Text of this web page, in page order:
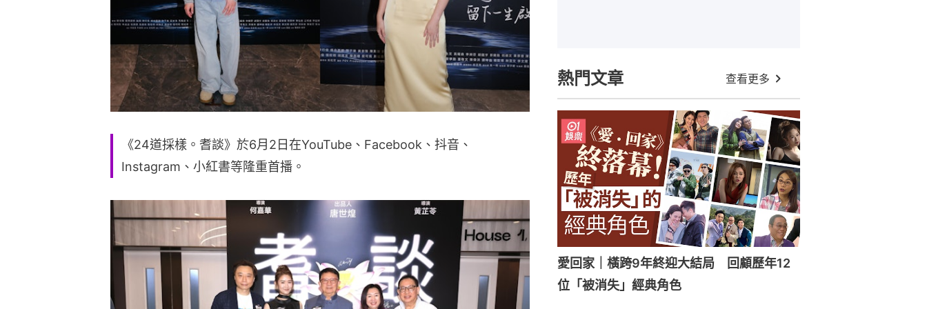
《24道採樣。耆談》於6月2日在YouTube、Facebook、抖音、
Instagram、小紅書等隆重首播。
熱門文章 查看更多
愛回家｜橫跨9年終迎大結局 回顧歷年12
位「被消失」經典角色